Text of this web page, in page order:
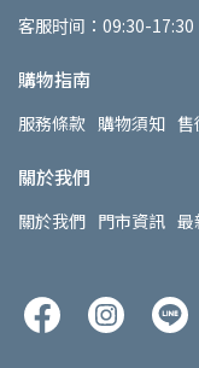
客服时间：09:30-
購物指南
服務條款 購物須知 售
關於我們
關於我們 門市資訊 最